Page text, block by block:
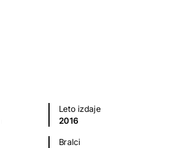
Leto izdaje
2016
Bralci